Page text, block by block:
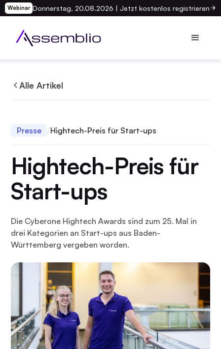
Webinar Donnerstag, 20.08.2026 | Jetzt kostenlos registrieren
Alle Artikel
Presse Hightech-Preis für Start-ups
Hightech-Preis für
Start-ups
Die Cyberone Hightech Awards sind zum 25. Mal in
drei Kategorien an Start-ups aus Baden-
Württemberg vergeben worden.